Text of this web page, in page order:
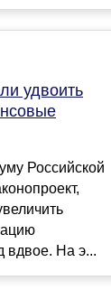
удвоить
Российской
вдвое. На э...